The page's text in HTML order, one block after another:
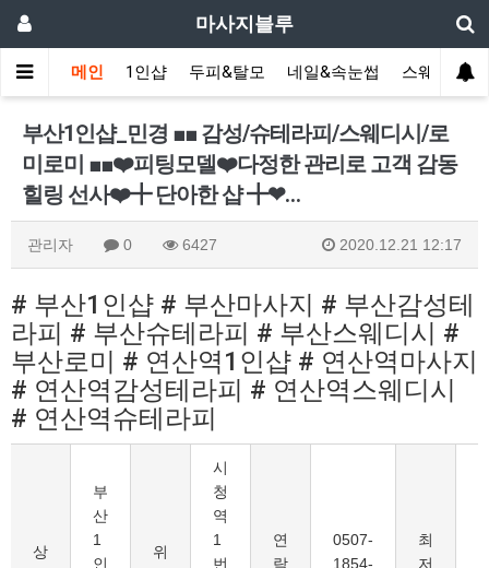
마사지블루
메인 1인샵 두피&탈모 네일&속눈썹 스웨디시(
부산1인샵_민경 ■■ 감성/슈테라피/스웨디시/로
미로미 ■■❤️피팅모델❤️다정한 관리로 고객 감동
힐링 선사❤️╋ 단아한 샵 ╋❤…
관리자 0 6427 2020.12.21 12:17
# 부산1인샵 # 부산마사지 # 부산감성테
라피 # 부산슈테라피 # 부산스웨디시 #
부산로미 # 연산역1인샵 # 연산역마사지
# 연산역감성테라피 # 연산역스웨디시
# 연산역슈테라피
상
부
산
1
인
위
시
청
역
1
번
연
락
0507-
1854-
최
저